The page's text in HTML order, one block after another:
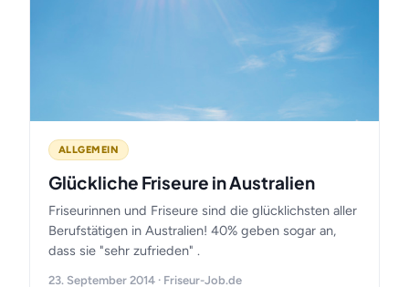
ALLGEMEIN
Glückliche Friseure in Australien
Friseurinnen und Friseure sind die glücklichsten aller
Berufstätigen in Australien! 40% geben sogar an,
dass sie "sehr zufrieden" .
23. September 2014 · Friseur-Job.de